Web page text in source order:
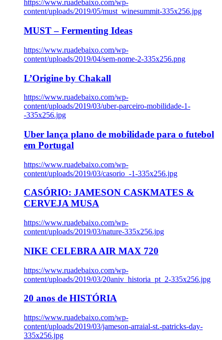
https://www.ruadebaixo.com/wp-
content/uploads/2019/05/must_winesummit-335x256.jpg
MUST – Fermenting Ideas
https://www.ruadebaixo.com/wp-
content/uploads/2019/04/sem-nome-2-335x256.png
L’Origine by Chakall
https://www.ruadebaixo.com/wp-
content/uploads/2019/03/uber-parceiro-mobilidade-1-
-335x256.jpg
Uber lança plano de mobilidade para o futebol
em Portugal
https://www.ruadebaixo.com/wp-
content/uploads/2019/03/casorio_-1-335x256.jpg
CASÓRIO: JAMESON CASKMATES &
CERVEJA MUSA
https://www.ruadebaixo.com/wp-
content/uploads/2019/03/nature-335x256.jpg
NIKE CELEBRA AIR MAX 720
https://www.ruadebaixo.com/wp-
content/uploads/2019/03/20aniv_historia_pt_2-335x256.jpg
20 anos de HISTÓRIA
https://www.ruadebaixo.com/wp-
content/uploads/2019/03/jameson-arraial-st.-patricks-day-
335x256.jpg